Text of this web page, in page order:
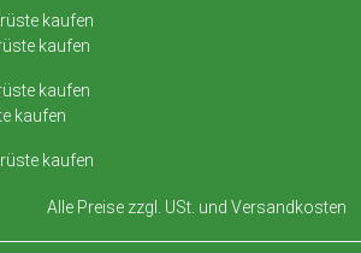
kaufen
kaufen
kaufen
kaufen
kaufen
Alle Preise zzgl. USt. und Versandkosten